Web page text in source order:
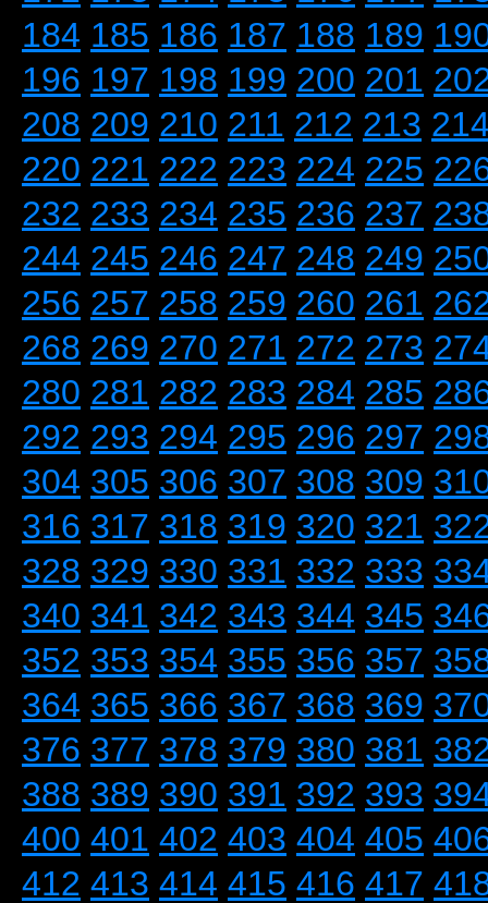
184 185 186 187 188 189
196 197 198 199 200 201
208 209 210 211 212 213
220 221 222 223 224 225
232 233 234 235 236 237
244 245 246 247 248 249
256 257 258 259 260 261
268 269 270 271 272 273
280 281 282 283 284 285
292 293 294 295 296 297
304 305 306 307 308 309
316 317 318 319 320 321
328 329 330 331 332 333
340 341 342 343 344 345
352 353 354 355 356 357
364 365 366 367 368 369
376 377 378 379 380 381
388 389 390 391 392 393
400 401 402 403 404 405
412 413 414 415 416 417